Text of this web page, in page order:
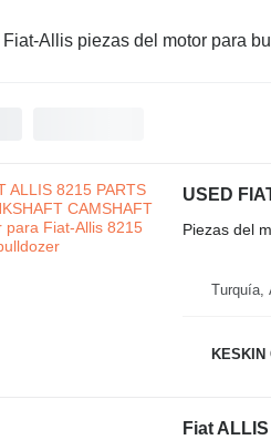
Fiat-Allis piezas del motor para
Piezas del
Turquía,
KESKIN
Fiat